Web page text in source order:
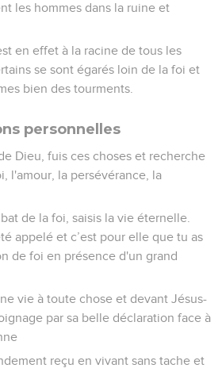
les hommes dans la ruine et
en effet à la racine de tous les
se sont égarés loin de la foi et
bien des tourments.
personnelles
Dieu, fuis ces choses et recherche
l'amour, la persévérance, la
de la foi, saisis la vie éternelle.
appelé et c’est pour elle que tu as
de foi en présence d'un grand
vie à toute chose et devant Jésus-
par sa belle déclaration face à
reçu en vivant sans tache et